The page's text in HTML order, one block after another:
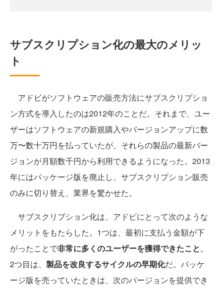
サブスクリプション化の最大のメリッ
ト
アドビがソフトウェアの販売方法にサブスクリプショ
ン方式を導入したのは2012年のことだ。それまで、ユー
ザーはソフトウェアの新規購入やバージョンアップに数
万〜数十万円を払っていたが、それらの製品の最新バー
ジョンが月額数千円から利用できるようになった。2013
年にはパッケージ版を廃止し、サブスクリプション販売
のみに切り替え、業界を驚かせた。
サブスクリプション化は、アドビにとって次のような
メリットをもたらした。1つは、最初に支払う金額が下
がったことで非常に多くのユーザーを獲得できたこと。
2つ目は、 製品を改良するサイクルの早期化だ。パッケ
ージ版を売っていたときは、次のバージョンを提供でき